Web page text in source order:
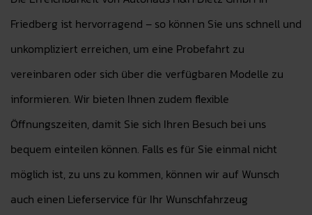
Friedberg ist hervorragend – so können Sie uns schnell und
unkompliziert erreichen, um eine Probefahrt zu
vereinbaren oder sich über die verfügbaren Modelle zu
informieren. Wir bieten Ihnen zudem flexible
Öffnungszeiten, damit Sie sich Ihren Besuch bei uns
bequem einteilen können. Falls es für Sie einmal nicht
möglich ist, zu uns zu kommen, können wir auf Wunsch
auch einen Lieferservice für Ihr Wunschfahrzeug